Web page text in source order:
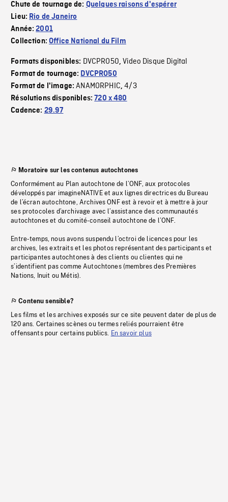
Chute de tournage de: Quelques raisons d'espérer
Lieu: Rio de Janeiro
Année:2001
Collection:Office National du Film
Formats disponibles: DVCPRO50,Video Disque Digital
Format de tournage: DVCPRO50
Format de l'image:ANAMORPHIC,4/3
Résolutions disponibles:720 x 480
Cadence: 29.97
Moratoire sur les contenus autochtones
Conformément au Plan autochtone de l’ONF, aux protocoles
développés par imagineNATIVE et aux lignes directrices du Bureau
de l’écran autochtone, Archives ONF est à revoir et à mettre à jour
ses protocoles d’archivage avec l’assistance des communautés
autochtones et du comité-conseil autochtone de l’ONF.
Entre-temps, nous avons suspendu l’octroi de licences pour les
archives, les extraits et les photos représentant des participants et
participantes autochtones à des clients ou clientes qui ne
s’identifient pas comme Autochtones (membres des Premières
Nations, Inuit ou Métis).
Contenu sensible?
Les films et les archives exposés sur ce site peuvent dater de plus de
120 ans. Certaines scènes ou termes reliés pourraient être
offensants pour certains publics. En savoir plus